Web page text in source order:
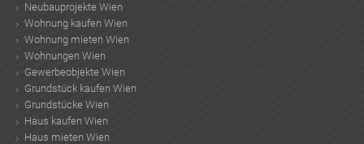
Neubauprojekte Wien
Wohnung kaufen Wien
Wohnung mieten Wien
Wohnungen Wien
Gewerbeobjekte Wien
Grundstück kaufen Wien
Grundstücke Wien
Haus kaufen Wien
Haus mieten Wien